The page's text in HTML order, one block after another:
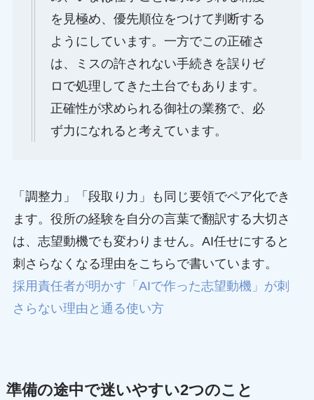
を見極め、優先順位をつけて判断する
ようにしています。一方でこの正確さ
は、ミスの許されない手続きを誤りゼ
ロで処理してきた土台でもあります。
正確性が求められる御社の業務で、必
ず力になれると考えています。
「調整力」「段取り力」も同じ要領でペア化でき
ます。役所の経験を自分の言葉で翻訳する大切さ
は、志望動機でも変わりません。AI任せにすると
刺さらなくなる理由をこちらで書いています。
採用責任者が明かす「AIで作った志望動機」が刺
さらない理由と通る使い方
準備の途中で迷いやすい2つのこと